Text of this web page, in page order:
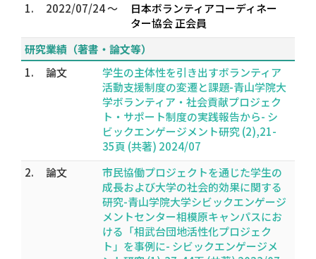
1.
2022/07/24 ～
日本ボランティアコーディネー
ター協会 正会員
研究業績（著書・論文等）
1.
論文
学生の主体性を引き出すボランティア
活動支援制度の変遷と課題-青山学院大
学ボランティア・社会貢献プロジェク
ト・サポート制度の実践報告から- シ
ビックエンゲージメント研究 (2),21-
35頁 (共著) 2024/07
2.
論文
市民協働プロジェクトを通じた学生の
成長および大学の社会的効果に関する
研究-青山学院大学シビックエンゲージ
メントセンター相模原キャンパスにお
ける「相武台団地活性化プロジェク
ト」を事例に- シビックエンゲージメ